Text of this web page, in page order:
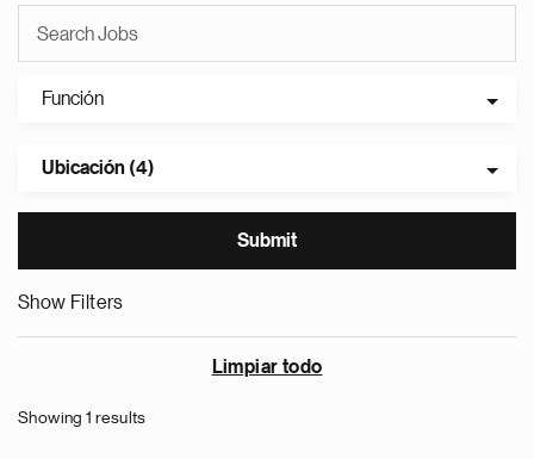
Función
Ubicación (4)
Show Filters
Limpiar todo
Showing 1 results